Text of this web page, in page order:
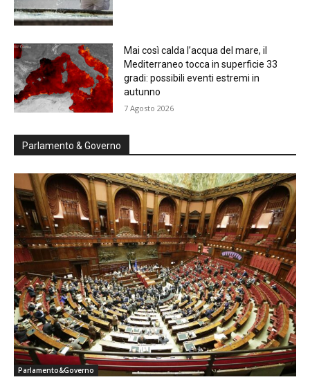
Mai così calda l’acqua del mare, il
Mediterraneo tocca in superficie 33
gradi: possibili eventi estremi in
autunno
7 Agosto 2026
Parlamento & Governo
Parlamento&Governo